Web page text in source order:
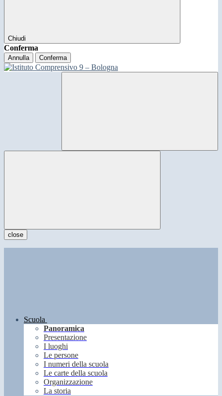
Chiudi
Conferma
Annulla Conferma
close
Scuola
Panoramica
Presentazione
I luoghi
Le persone
I numeri della scuola
Le carte della scuola
Organizzazione
La storia